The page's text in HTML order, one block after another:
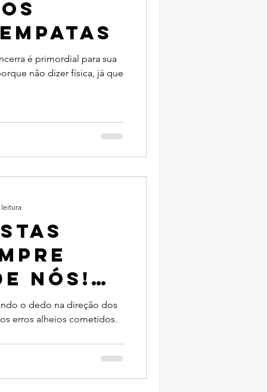
é primordial para sua
não dizer física, já que
nós!
o dedo na direção dos
erros alheios cometidos.
leitura